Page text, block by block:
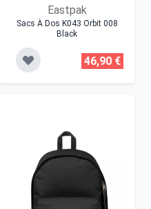
Eastpak
Sacs À Dos K043 Orbit 008
Black
46,90 €